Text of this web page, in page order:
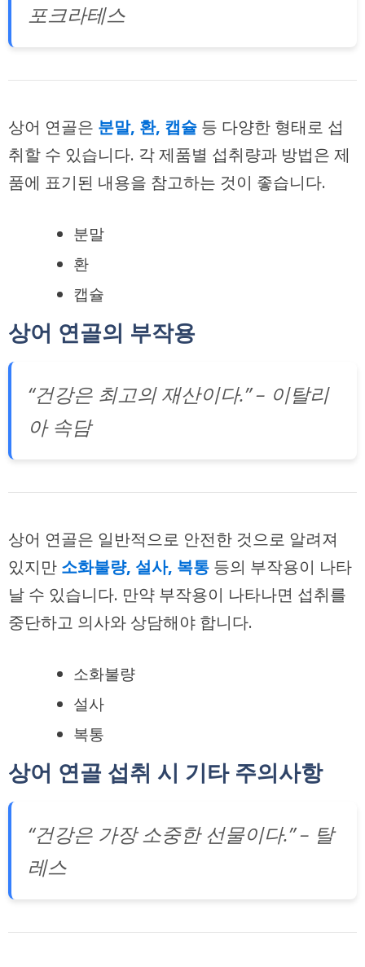
포크라테스
상어 연골은 분말, 환, 캡슐 등 다양한 형태로 섭
취할 수 있습니다. 각 제품별 섭취량과 방법은 제
품에 표기된 내용을 참고하는 것이 좋습니다.
분말
환
캡슐
상어 연골의 부작용
“건강은 최고의 재산이다.” – 이탈리
아 속담
상어 연골은 일반적으로 안전한 것으로 알려져
있지만 소화불량, 설사, 복통 등의 부작용이 나타
날 수 있습니다. 만약 부작용이 나타나면 섭취를
중단하고 의사와 상담해야 합니다.
소화불량
설사
복통
상어 연골 섭취 시 기타 주의사항
“건강은 가장 소중한 선물이다.” – 탈
레스